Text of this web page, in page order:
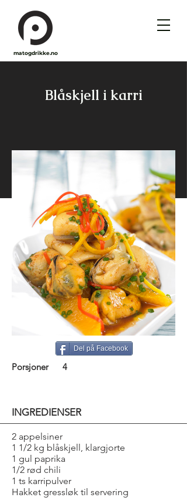
matogdrikke.no
Blåskjell i karri
Del på Facebook
Porsjoner 4
INGREDIENSER
2 appelsiner
1 1/2 kg blåskjell, klargjorte
1 gul paprika
1/2 rød chili
1 ts karripulver
Hakket gressløk til servering